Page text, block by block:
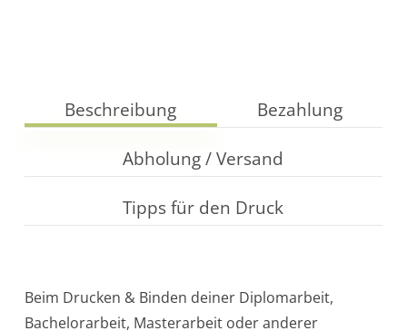
Beschreibung
Bezahlung
Abholung / Versand
Tipps für den Druck
Beim Drucken & Binden deiner Diplomarbeit,
Bachelorarbeit, Masterarbeit oder anderer